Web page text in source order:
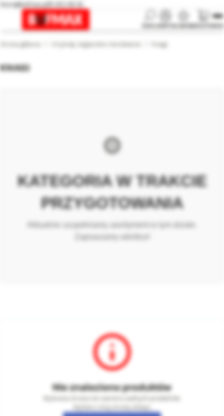
biuro@bufmax.pl91 453 08 92
ULUBIONEKOSZYK
Strona główna Artykuły żeglarskie nierdzewne Knagi
KNAGI
⚙️
KATEGORIA W TRAKCIE
PRZYGOTOWANIA
Aktualnie uzupełniamy asortyment w tym dziale.
Zapraszamy wkrótce!
Nie znaleziono produktów
Wybrana strona nie zawiera żadnych produktów.
Wybierz inną stronę sklepu.